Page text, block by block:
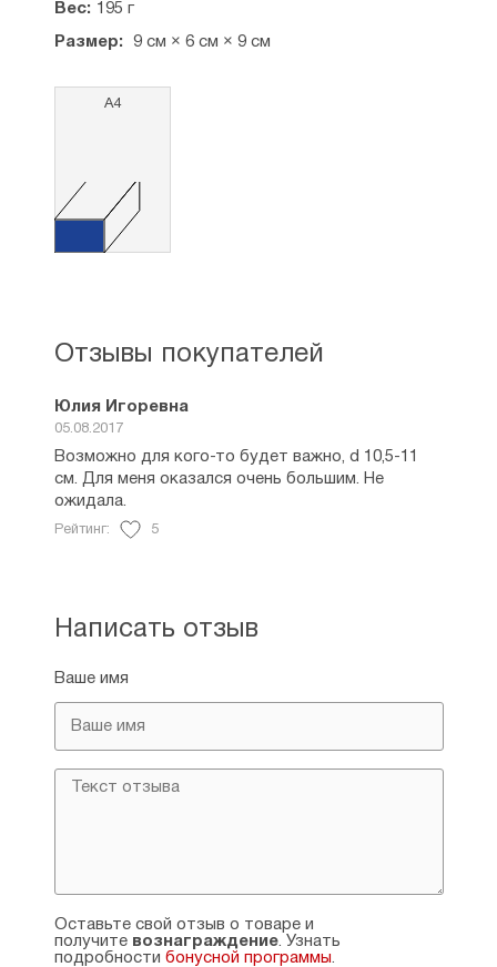
Вес: 195 г
Размер: 9 см × 6 см × 9 см
А4
Написать отзыв
Ваше имя
Оставьте свой отзыв о товаре и
получите вознаграждение. Узнать
подробности бонусной программы.
Отзывы покупателей
Юлия Игоревна
05.08.2017
Возможно для кого-то будет важно, d 10,5-11
см. Для меня оказался очень большим. Не
ожидала.
Рейтинг: 5